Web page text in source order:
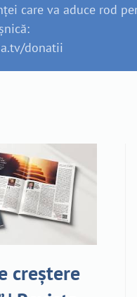
care va aduce rod
donatii
creștere